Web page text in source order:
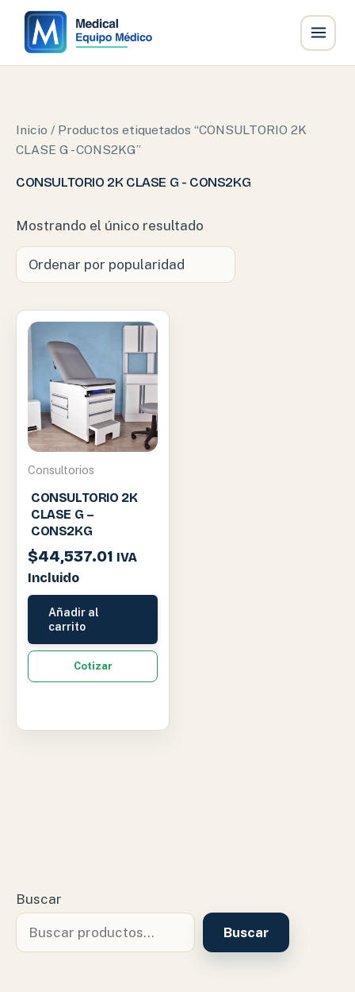
Buscar
Buscar
Inicio / Productos etiquetados “CONSULTORIO 2K
CLASE G - CONS2KG”
CONSULTORIO 2K CLASE G - CONS2KG
Mostrando el único resultado
Consultorios
CONSULTORIO 2K
CLASE G –
CONS2KG
$44,537.01 IVA
Incluido
Añadir al
carrito
Cotizar